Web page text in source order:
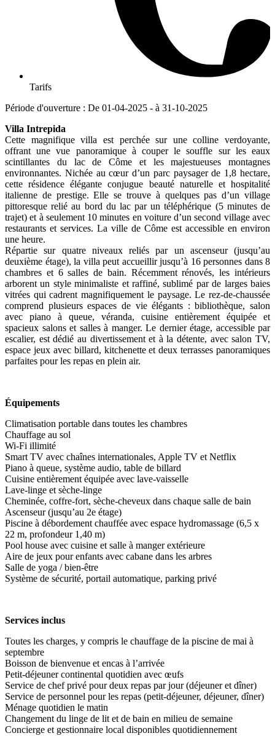
Tarifs
Période d'ouverture : De 01-04-2025 - à 31-10-2025
Villa Intrepida
Cette magnifique villa est perchée sur une colline verdoyante,
offrant une vue panoramique à couper le souffle sur les eaux
scintillantes du lac de Côme et les majestueuses montagnes
environnantes. Nichée au cœur d’un parc paysager de 1,8 hectare,
cette résidence élégante conjugue beauté naturelle et hospitalité
italienne de prestige. Elle se trouve à quelques pas d’un village
pittoresque relié au bord du lac par un téléphérique (5 minutes de
trajet) et à seulement 10 minutes en voiture d’un second village avec
restaurants et services. La ville de Côme est accessible en environ
une heure.
Répartie sur quatre niveaux reliés par un ascenseur (jusqu’au
deuxième étage), la villa peut accueillir jusqu’à 16 personnes dans 8
chambres et 6 salles de bain. Récemment rénovés, les intérieurs
arborent un style minimaliste et raffiné, sublimé par de larges baies
vitrées qui cadrent magnifiquement le paysage. Le rez-de-chaussée
comprend plusieurs espaces de vie élégants : bibliothèque, salon
avec piano à queue, véranda, cuisine entièrement équipée et
spacieux salons et salles à manger. Le dernier étage, accessible par
escalier, est dédié au divertissement et à la détente, avec salon TV,
espace jeux avec billard, kitchenette et deux terrasses panoramiques
parfaites pour les repas en plein air.
Équipements
Climatisation portable dans toutes les chambres
Chauffage au sol
Wi-Fi illimité
Smart TV avec chaînes internationales, Apple TV et Netflix
Piano à queue, système audio, table de billard
Cuisine entièrement équipée avec lave-vaisselle
Lave-linge et sèche-linge
Cheminée, coffre-fort, sèche-cheveux dans chaque salle de bain
Ascenseur (jusqu’au 2e étage)
Piscine à débordement chauffée avec espace hydromassage (6,5 x
22 m, profondeur 1,40 m)
Pool house avec cuisine et salle à manger extérieure
Aire de jeux pour enfants avec cabane dans les arbres
Salle de yoga / bien-être
Système de sécurité, portail automatique, parking privé
Services inclus
Toutes les charges, y compris le chauffage de la piscine de mai à
septembre
Boisson de bienvenue et encas à l’arrivée
Petit-déjeuner continental quotidien avec œufs
Service de chef privé pour deux repas par jour (déjeuner et dîner)
Service de personnel pour les repas (petit-déjeuner, déjeuner, dîner)
Ménage quotidien le matin
Changement du linge de lit et de bain en milieu de semaine
Concierge et gestionnaire local disponibles quotidiennement